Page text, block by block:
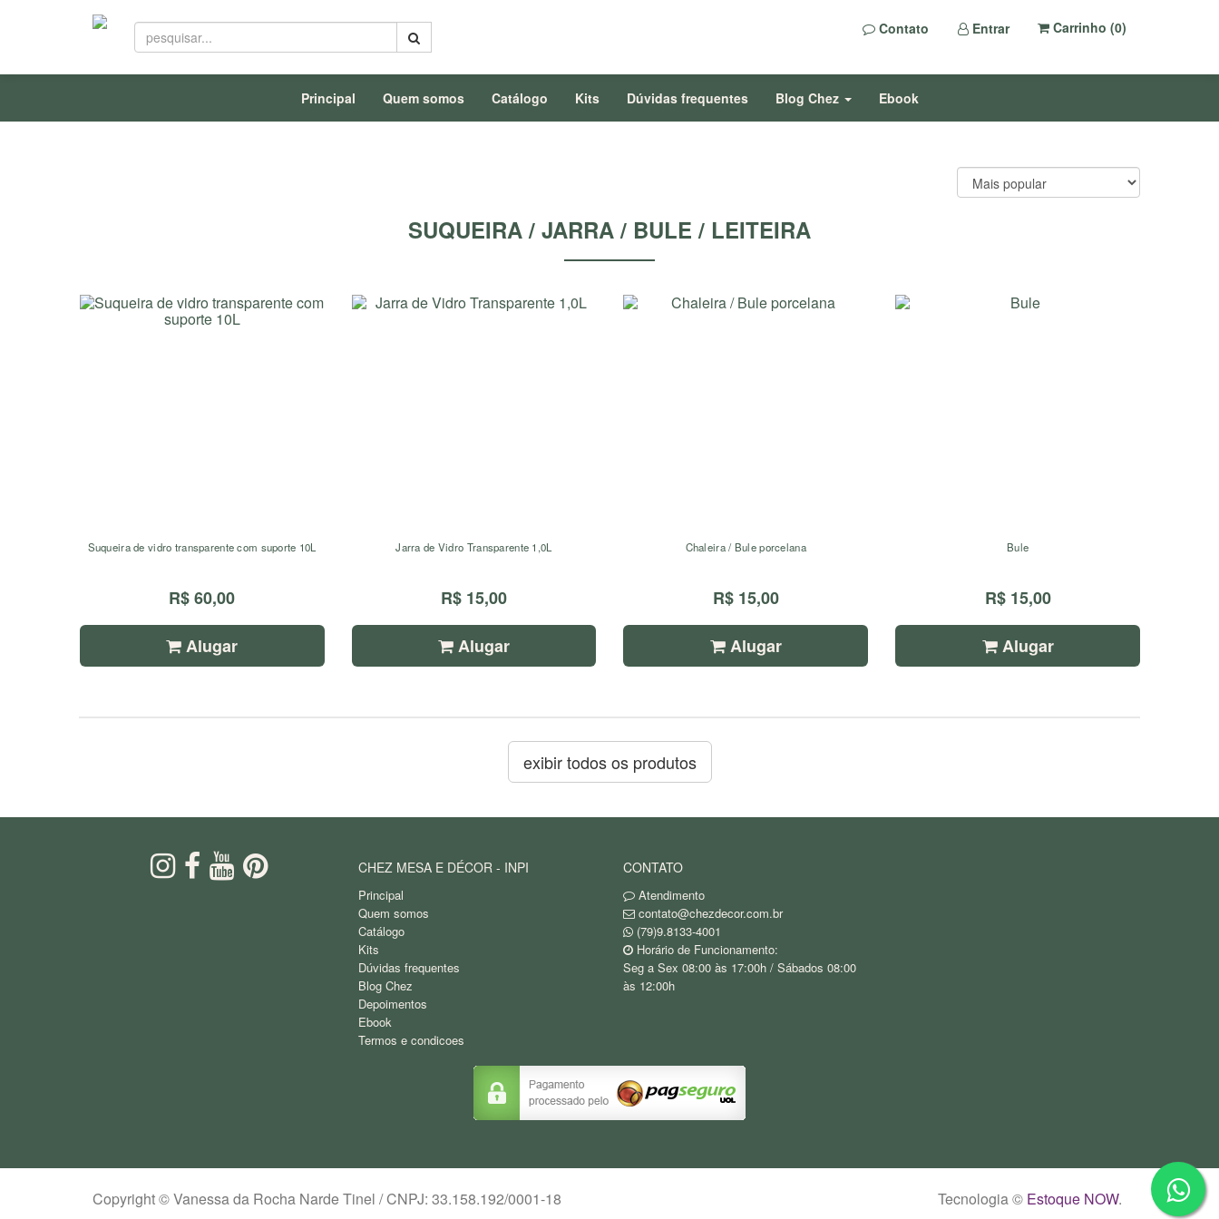
Contato Entrar Carrinho (0)
Principal Quem somos Catálogo Kits Dúvidas frequentes Blog Chez Ebook
SUQUEIRA / JARRA / BULE / LEITEIRA
Suqueira de vidro transparente com suporte 10L
R$ 60,00
Alugar
Jarra de Vidro Transparente 1,0L
R$ 15,00
Alugar
Chaleira / Bule porcelana
R$ 15,00
Alugar
Bule
R$ 15,00
Alugar
exibir todos os produtos
CHEZ MESA E DÉCOR - INPI
Principal
Quem somos
Catálogo
Kits
Dúvidas frequentes
Blog Chez
Depoimentos
Ebook
Termos e condicoes
CONTATO
Atendimento
contato@chezdecor.com.br
(79)9.8133-4001
Horário de Funcionamento:
Seg a Sex 08:00 às 17:00h / Sábados 08:00
às 12:00h
Copyright © Vanessa da Rocha Narde Tinel / CNPJ: 33.158.192/0001-18 Tecnologia © Estoque NOW.